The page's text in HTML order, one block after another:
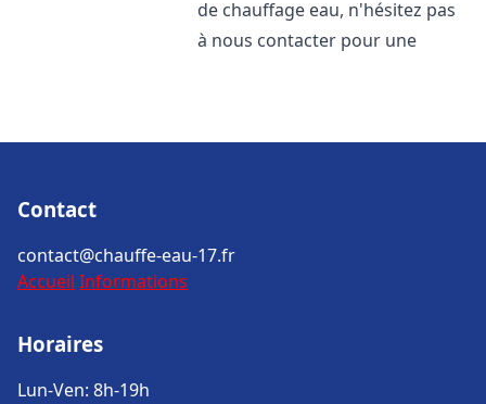
de chauffage eau, n'hésitez pas
à nous contacter pour une
Contact
contact@chauffe-eau-17.fr
Accueil Informations
Horaires
Lun-Ven: 8h-19h